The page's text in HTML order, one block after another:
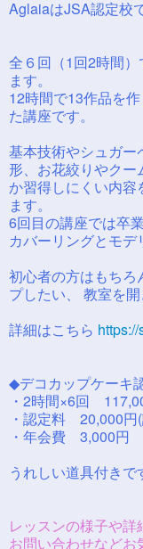
AglaiaはJSA認定校
全６回（1回2時間
ます。
12時間で13作品を
た講座です。
基本技術やシュガ
形、お花絞りやク
か習得しにくい内
ます。
6回目の講座では卒
カバーリングとモデ
初心者の方はもち
プしたい、 教室を
詳細はこちら
◆デコカップケーキ
・2時間×6回
・認定料 20,000円
・年会費 3,000円
うれしい道具付きで
レッスンの様子や
お問い合わせなど